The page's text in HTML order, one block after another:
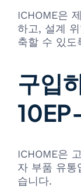
ICHOME은
하고, 설계
축할 수 있도
구입
ICHOME은
자 부품 유통
습니다.